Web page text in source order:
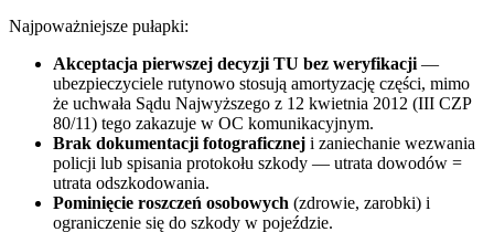
Najpoważniejsze pułapki:
Akceptacja pierwszej decyzji TU bez weryfikacji —
ubezpieczyciele rutynowo stosują amortyzację części, mimo
że uchwała Sądu Najwyższego z 12 kwietnia 2012 (III CZP
80/11) tego zakazuje w OC komunikacyjnym.
Brak dokumentacji fotograficznej i zaniechanie wezwania
policji lub spisania protokołu szkody — utrata dowodów =
utrata odszkodowania.
Pominięcie roszczeń osobowych (zdrowie, zarobki) i
ograniczenie się do szkody w pojeździe.